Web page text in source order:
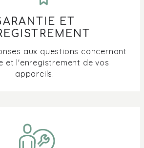
ET
aux questions concernant
et l'enregistrement de vos
appareils.